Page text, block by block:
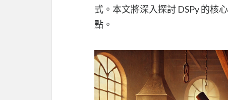
式。本文將深入探討 DSPy 的核
點。